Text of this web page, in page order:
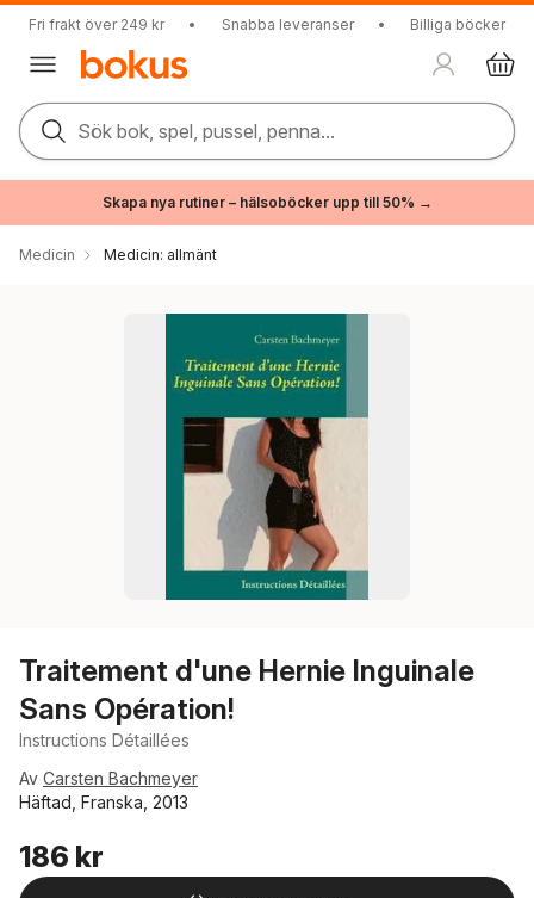
Fri frakt över 249 kr • Snabba leveranser • Billiga böcker
Sök bok, spel, pussel, penna...
Skapa nya rutiner – hälsoböcker upp till 50% →
Medicin Medicin: allmänt
Traitement d'une Hernie Inguinale
Sans Opération!
Instructions Détaillées
Av Carsten Bachmeyer
Häftad, Franska, 2013
186 kr